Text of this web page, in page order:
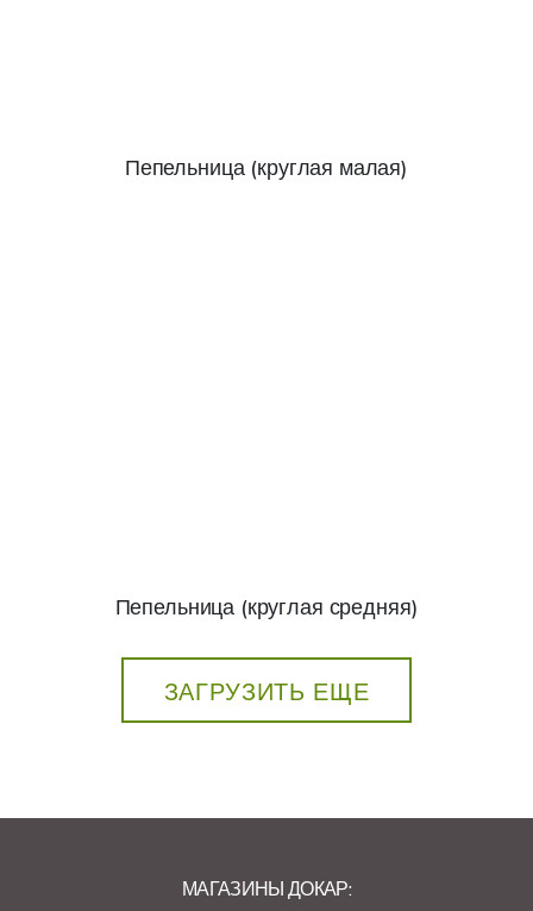
Пепельница (круглая малая)
Пепельница (круглая средняя)
ЗАГРУЗИТЬ ЕЩЕ
МАГАЗИНЫ ДОКАР: